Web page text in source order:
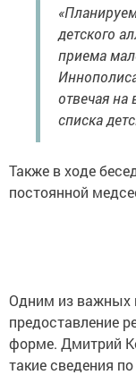
детского
приема
отвечая
списка
Также в ходе
постоянной
Одним из важных
предоставление
форме. Дмитрий
такие сведения